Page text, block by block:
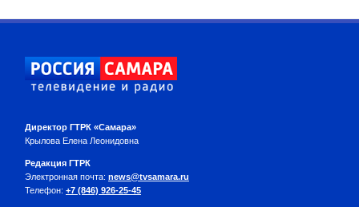
Директор ГТРК «Самара»
Крылова Елена Леонидовна
Редакция ГТРК
Электронная почта: news@tvsamara.ru
Телефон: +7 (846) 926-25-45